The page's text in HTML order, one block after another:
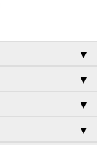
▼
▼
▼
▼